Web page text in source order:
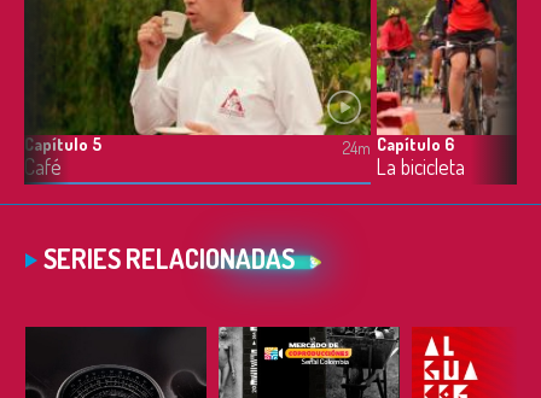
Capítulo 5
Café
24m Capítulo 6
La bicicleta
SERIES RELACIONADAS